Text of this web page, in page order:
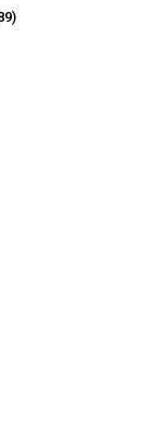
produktów
89